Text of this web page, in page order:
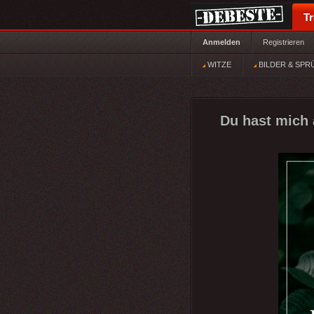
Anmelden Registrieren
WITZE BILDER &
Du hast